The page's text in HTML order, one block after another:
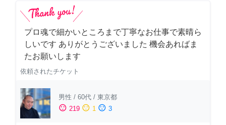
プロ魂で細かいところまで丁寧なお仕事で素晴ら
しいです ありがとうございました 機会あればま
たお願いします
依頼されたチケット
男性 / 60代 / 東京都
sentiment_satisfied 219 sentiment_neutral 1 sentiment_dissatisfied 3